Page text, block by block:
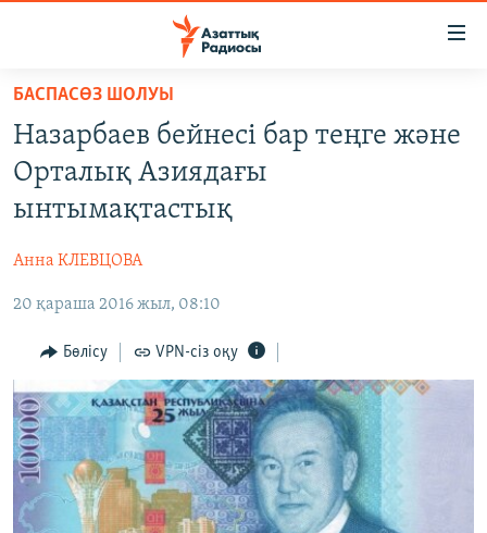
Skip
main
content
Skip
to
main
Skip
Search
ЖАҢАЛЫҚТАР
САЯСАТ
AZATTYQTV
АДАМ ҚҰҚЫҚТАРЫ
ӘЛЕУМЕТ
ӘЛЕМ
АРНАЙЫ ЖОБАЛАР
Русский
ЖАЗЫЛЫҢЫЗ
БАСПАСӨЗ ШОЛУЫ
Назарбаев бейнеcі бар теңге және
Орталық Азиядағы
ынтымақтастық
Анна КЛЕВЦОВА
20 қараша 2016 жыл, 08:10
Бөлісу VPN-сіз оқу